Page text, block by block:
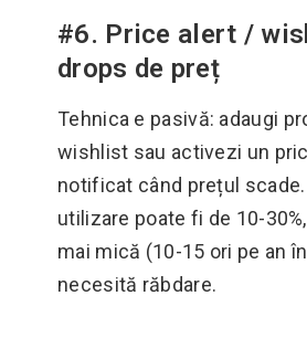
#6. Price alert /
drops de preț
Tehnica e pasivă: adaugi
wishlist sau activezi un
notificat când prețul
utilizare poate fi de 10-
mai mică (10-15 ori pe an
necesită răbdare.